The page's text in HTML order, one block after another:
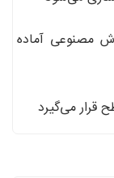
مصنوعی آماده
قرار می‌گیرد